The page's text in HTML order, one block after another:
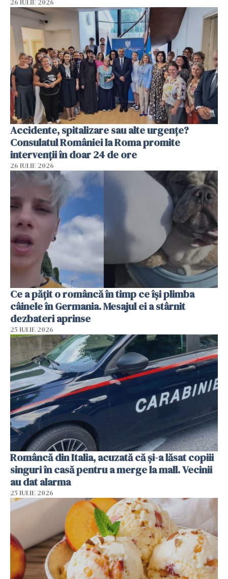
26 IULIE 2026
Accidente, spitalizare sau alte urgențe?
Consulatul României la Roma promite
intervenții în doar 24 de ore
26 IULIE 2026
Ce a pățit o româncă în timp ce își plimba
câinele în Germania. Mesajul ei a stârnit
dezbateri aprinse
25 IULIE 2026
Româncă din Italia, acuzată că și-a lăsat copiii
singuri în casă pentru a merge la mall. Vecinii
au dat alarma
25 IULIE 2026